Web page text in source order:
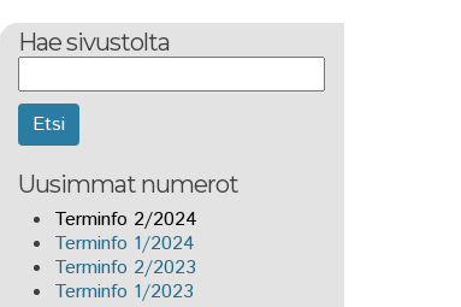
Hae sivustolta
Uusimmat numerot
Terminfo 2/2024
Terminfo 1/2024
Terminfo 2/2023
Terminfo 1/2023